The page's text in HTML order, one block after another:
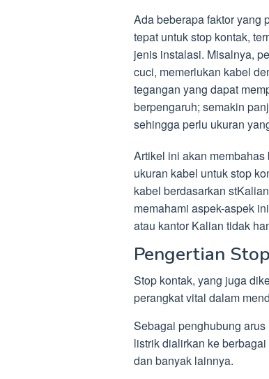
Ada beberapa faktor yang
tepat untuk stop kontak,
jenis instalasi. Misalnya,
cuci, memerlukan kabel
tegangan yang dapat
berpengaruh; semakin
sehingga perlu ukuran
Artikel ini akan
ukuran kabel untuk stop
kabel berdasarkan
memahami aspek-aspek
atau kantor Kalian tidak
Pengertian
Stop kontak, yang juga
perangkat vital dalam
Sebagai penghubung
listrik dialirkan ke
dan banyak lainnya.